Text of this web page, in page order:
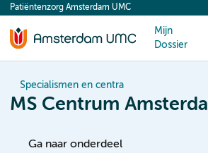
content
Patiëntenzorg Amsterdam UMC
Mijn
Dossier
Specialismen en centra
MS Centrum
Ga naar onderdeel